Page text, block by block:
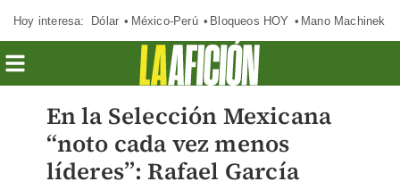
Hoy interesa: Dólar México-Perú Bloqueos HOY Mano Machinek
En la Selección Mexicana
“noto cada vez menos
líderes”: Rafael García